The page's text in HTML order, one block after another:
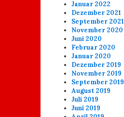
Januar 2022
Dezember 2021
September 2021
November 2020
Juni 2020
Februar 2020
Januar 2020
Dezember 2019
November 2019
September 2019
August 2019
Juli 2019
Juni 2019